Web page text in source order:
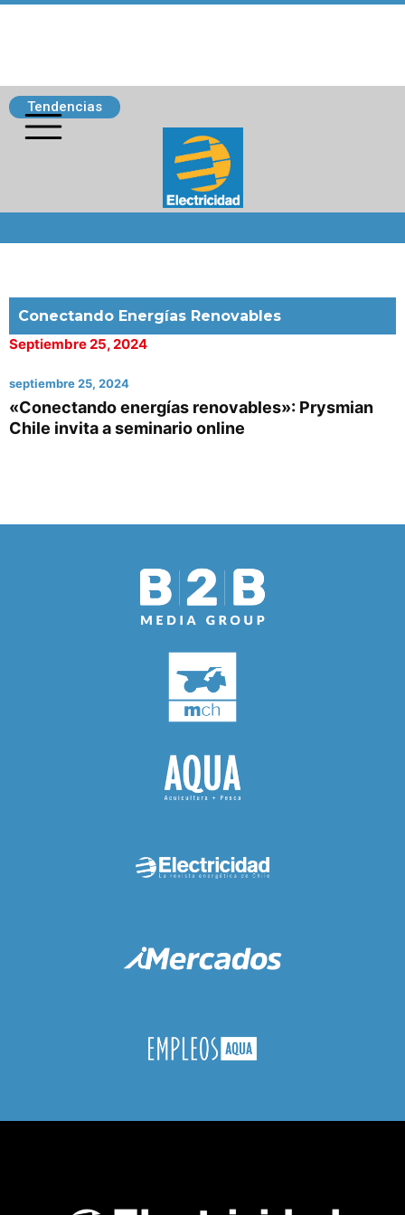
Tendencias
Conectando Energías Renovables
Septiembre 25, 2024
septiembre 25, 2024
«Conectando energías renovables»: Prysmian
Chile invita a seminario online